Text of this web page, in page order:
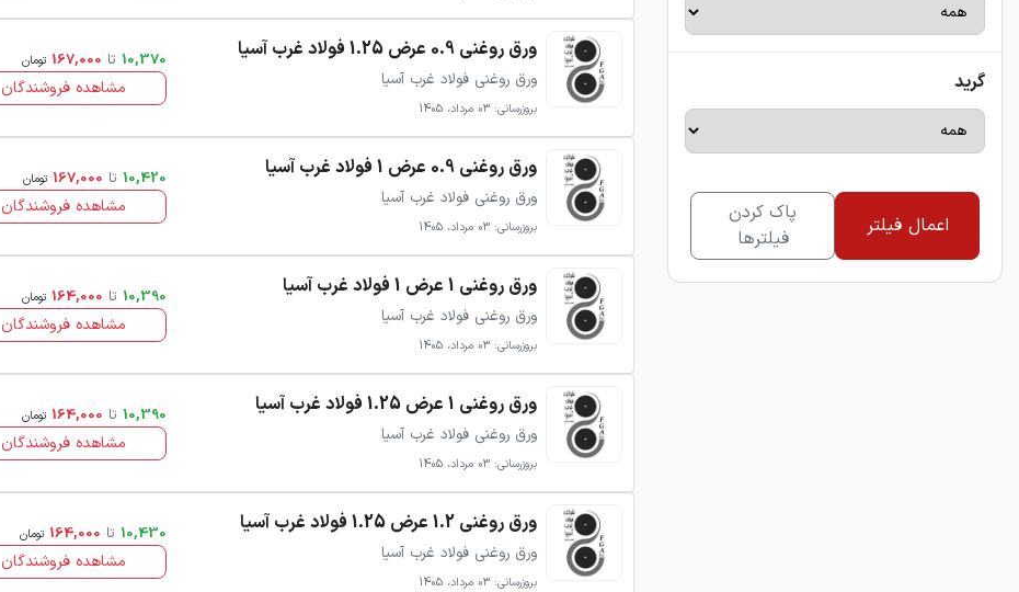
گرید
اعمال فیلتر
پاک کردن
فیلترها
ورق روغنی 0.9 عرض 1.25 فولاد غرب آسیا
ورق روغنی فولاد غرب آسیا
بروزرسانی: 03 مرداد، 1405
10,370 تا 167,000 تومان
مشاهده فروشندگان
ورق روغنی 0.9 عرض 1 فولاد غرب آسیا
ورق روغنی فولاد غرب آسیا
بروزرسانی: 03 مرداد، 1405
10,420 تا 167,000 تومان
مشاهده فروشندگان
ورق روغنی 1 عرض 1 فولاد غرب آسیا
ورق روغنی فولاد غرب آسیا
بروزرسانی: 03 مرداد، 1405
10,390 تا 164,000 تومان
مشاهده فروشندگان
ورق روغنی 1 عرض 1.25 فولاد غرب آسیا
ورق روغنی فولاد غرب آسیا
بروزرسانی: 03 مرداد، 1405
10,390 تا 164,000 تومان
مشاهده فروشندگان
ورق روغنی 1.2 عرض 1.25 فولاد غرب آسیا
ورق روغنی فولاد غرب آسیا
بروزرسانی: 03 مرداد، 1405
10,430 تا 164,000 تومان
مشاهده فروشندگان